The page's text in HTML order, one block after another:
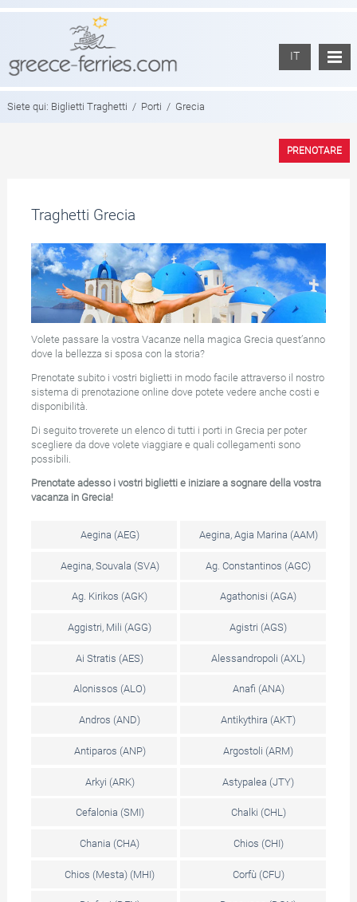
IT
Siete qui: Biglietti Traghetti / Porti / Grecia
PRENOTARE
Traghetti Grecia
Volete passare la vostra Vacanze nella magica Grecia quest’anno
dove la bellezza si sposa con la storia?
Prenotate subito i vostri biglietti in modo facile attraverso il nostro
sistema di prenotazione online dove potete vedere anche costi e
disponibilità.
Di seguito troverete un elenco di tutti i porti in Grecia per poter
scegliere da dove volete viaggiare e quali collegamenti sono
possibili.
Prenotate adesso i vostri biglietti e iniziare a sognare della vostra
vacanza in Grecia!
Aegina (AEG) Aegina, Agia Marina (AAM)
Aegina, Souvala (SVA) Ag. Constantinos (AGC)
Ag. Kirikos (AGK) Agathonisi (AGA)
Aggistri, Mili (AGG) Agistri (AGS)
Ai Stratis (AES) Alessandropoli (AXL)
Alonissos (ALO) Anafi (ANA)
Andros (AND) Antikythira (AKT)
Antiparos (ANP) Argostoli (ARM)
Arkyi (ARK) Astypalea (JTY)
Cefalonia (SMI) Chalki (CHL)
Chania (CHA) Chios (CHI)
Chios (Mesta) (ΜΗΙ) Corfù (CFU)